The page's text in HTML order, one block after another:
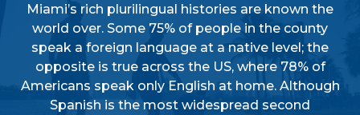
Miami’s rich plurilingual histories are known the
world over. Some 75% of people in the county
speak a foreign language at a native level; the
opposite is true across the US, where 78% of
Americans speak only English at home. Although
Spanish is the most widespread second